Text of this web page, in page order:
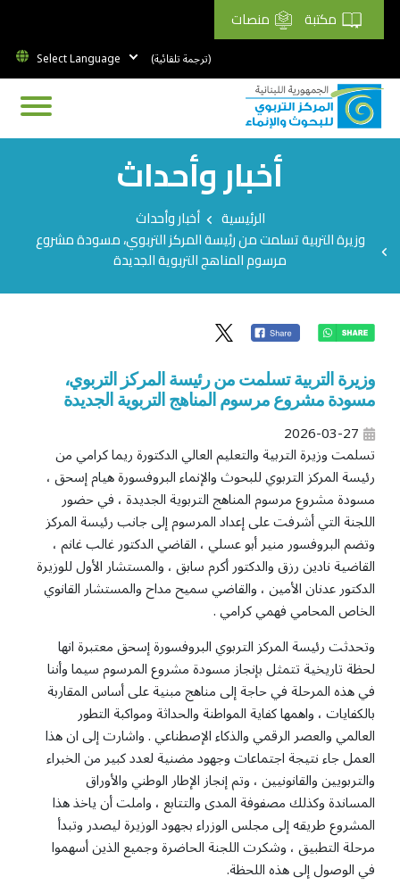
مكتبة منصات
(ترجمة تلقائية)
أخبار وأحداث
Breadcrumbالرئيسية
أخبار وأحداث
وزيرة التربية تسلمت من رئيسة المركز التربوي، مسودة مشروع
مرسوم المناهج التربوية الجديدة
وزيرة التربية تسلمت من رئيسة المركز التربوي،
مسودة مشروع مرسوم المناهج التربوية الجديدة
2026-03-27
تسلمت وزيرة التربية والتعليم العالي الدكتورة ريما كرامي من
رئيسة المركز التربوي للبحوث والإنماء البروفسورة هيام إسحق ،
مسودة مشروع مرسوم المناهج التربوية الجديدة ، في حضور
اللجنة التي أشرفت على إعداد المرسوم إلى جانب رئيسة المركز
وتضم البروفسور منير أبو عسلي ، القاضي الدكتور غالب غانم ،
القاضية نادين رزق والدكتور أكرم سابق ، والمستشار الأول للوزيرة
الدكتور عدنان الأمين ، والقاضي سميح مداح والمستشار القانوي
الخاص المحامي فهمي كرامي .
وتحدثت رئيسة المركز التربوي البروفسورة إسحق معتبرة انها
لحظة تاريخية تتمثل بإنجاز مسودة مشروع المرسوم سيما وأننا
في هذه المرحلة في حاجة إلى مناهج مبنية على أساس المقاربة
بالكفايات ، واهمها كفاية المواطنة والحداثة ومواكبة التطور
العالمي والعصر الرقمي والذكاء الإصطناعي . واشارت إلى ان هذا
العمل جاء نتيجة اجتماعات وجهود مضنية لعدد كبير من الخبراء
والتربويين والقانونيين ، وتم إنجاز الإطار الوطني والأوراق
المساندة وكذلك مصفوفة المدى والتتابع ، واملت أن ياخذ هذا
المشروع طريقه إلى مجلس الوزراء بجهود الوزيرة ليصدر وتبدأ
مرحلة التطبيق ، وشكرت اللجنة الحاضرة وجميع الذين أسهموا
في الوصول إلى هذه اللحظة.